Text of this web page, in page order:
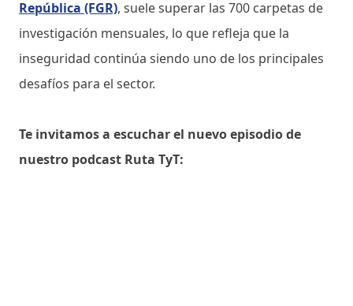
República (FGR), suele superar las 700 carpetas de
investigación mensuales, lo que refleja que la
inseguridad continúa siendo uno de los principales
desafíos para el sector.
Te invitamos a escuchar el nuevo episodio de
nuestro podcast Ruta TyT: